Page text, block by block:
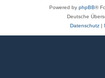
Powered by phpBB®
Deutsche
Datenschutz|